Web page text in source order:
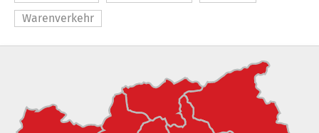
Warenverkehr